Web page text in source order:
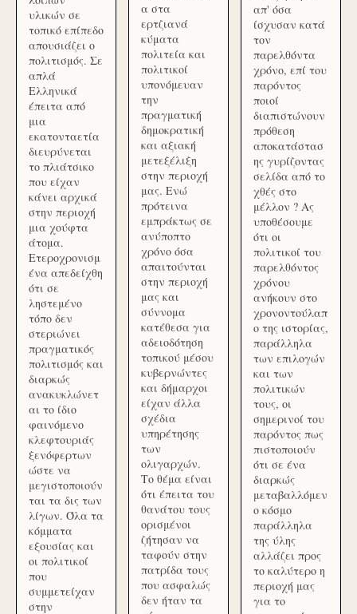
υλικών σε
τοπικό επίπεδο
απουσιάζει ο
πολιτισμός. Σε
απλά
Ελληνικά
έπειτα από
μια
εκατονταετία
διευρύνεται
το πλιάτσικο
που είχαν
κάνει αρχικά
στην περιοχή
μια χούφτα
άτομα.
Ετεροχρονισμ
ένα απεδείχθη
ότι σε
ληστεμένο
τόπο δεν
στεριώνει
πραγματικός
πολιτισμός και
διαρκώς
ανακυκλώνετ
αι το ίδιο
φαινόμενο
κλεφτουριάς
ξενόφερτων
ώστε να
μεγιστοποιούν
ται τα δις των
λίγων. Όλα τα
κόμματα
εξουσίας και
οι πολιτικοί
που
συμμετείχαν
στην
α στα
ερτζιανά
κύματα
πολιτεία και
πολιτικοί
υπονόμευαν
την
πραγματική
δημοκρατική
και αξιακή
μετεξέλιξη
στην περιοχή
μας. Ενώ
πρότεινα
εμπράκτως σε
ανύποπτο
χρόνο όσα
απαιτούνται
στην περιοχή
μας και
σύννομα
κατέθεσα για
αδειοδότηση
τοπικού μέσου
κυβερνώντες
και δήμαρχοι
είχαν άλλα
σχέδια
υπηρέτησης
των
ολιγαρχών.
Το θέμα είναι
ότι έπειτα του
θανάτου τους
ορισμένοι
ζήτησαν να
ταφούν στην
πατρίδα τους
που ασφαλώς
δεν ήταν τα
απ' όσα
ίσχυσαν κατά
τον
παρελθόντα
χρόνο, επί του
παρόντος
ποιοί
διαπιστώνουν
πρόθεση
αποκατάστασ
ης γυρίζοντας
σελίδα από το
χθές στο
μέλλον ? Ας
υποθέσουμε
ότι οι
πολιτικοί του
παρελθόντος
χρόνου
ανήκουν στο
χρονοντούλαπ
ο της ιστορίας,
παράλληλα
των επιλογών
και των
πολιτικών
τους, οι
σημερινοί του
παρόντος πως
πιστοποιούν
ότι σε ένα
διαρκώς
μεταβαλλόμεν
ο κόσμο
παράλληλα
της ύλης
αλλάζει προς
το καλύτερο η
περιοχή μας
για το